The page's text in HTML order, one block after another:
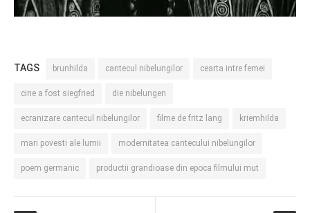
TAGS brunhilda cantecul nibelungilor cearta intre femei
cine a fost siegfried die nibelungen
ecranizare cantecul nibelungilor filme de fritz lang kriemhilda
mari povesti ale lumii modernitatea cantecului nibelungilor
poem germanic productii grandioase din epoca filmului mut